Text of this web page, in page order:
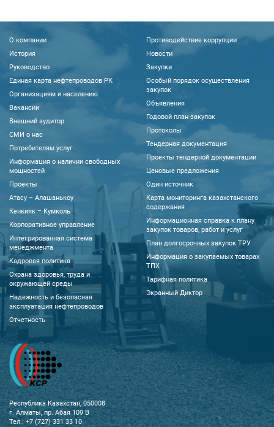
О компании
История
Руководство
Единая карта нефтепроводов РК
Организациям и населению
Вакансии
Внешний аудитор
CМИ о нас
Потребителям услуг
Информация о наличии свободных
мощностей
Проекты
Атасу – Алашанькоу
Кенкияк – Кумколь
Корпоративное управление
Интегрированная система
менеджмента
Кадровая политика
Охрана здоровья, труда и
окружающей среды
Надежность и безопасная
эксплуатация нефтепроводов
Отчетность
Противодействие коррупции
Новости
Закупки
Особый порядок осуществления
закупок
Объявления
Годовой план закупок
Протоколы
Тендерная документация
Проекты тендерной документации
Ценовые предложения
Один источник
Карта мониторинга казахстанского
содержания
Информационная справка к плану
закупок товаров, работ и услуг
План долгосрочных закупок ТРУ
Информация о закупаемых товарах
ТПХ
Тарифная политика
Экранный Диктор
Республика Казахстан, 050008
г. Алматы, пр. Абая 109 В
Тел.: +7 (727) 331 33 10